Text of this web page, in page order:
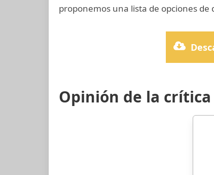
proponemos una lista de opciones de
Opinión de la crítica